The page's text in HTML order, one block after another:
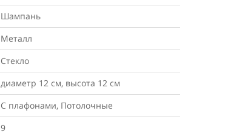
Шампань
Металл
Стекло
диаметр 12 см, высота 12 см
С плафонами, Потолочные
9